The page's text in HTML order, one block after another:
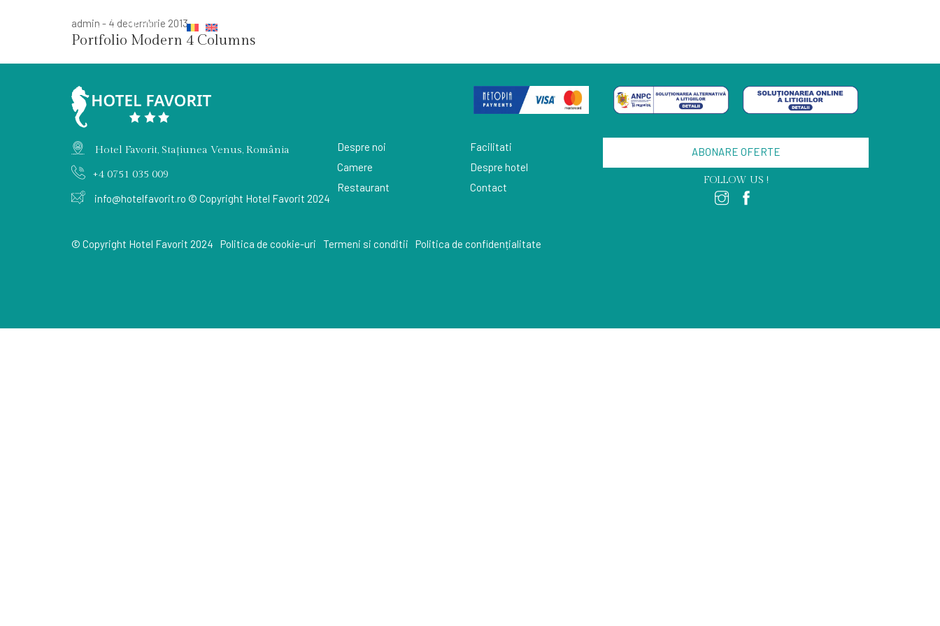
MENIU
admin - 4 decembrie 2013
Portfolio Modern 4 Columns
Hotel Favorit, Stațiunea Venus, România
+4 0751 035 009
info@hotelfavorit.ro © Copyright Hotel Favorit 2024
Despre noi
Camere
Restaurant
Facilitati
Despre hotel
Contact
ABONARE OFERTE
FOLLOW US !
© Copyright Hotel Favorit 2024 Politica de cookie-uri Termeni si conditii Politica de confidențialitate